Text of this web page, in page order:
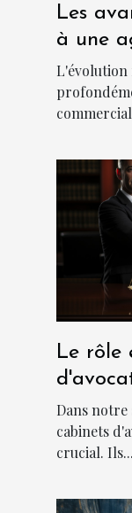
Les
à une
métiers
L'évolution
Le rôle
Dans notre
cabinets
crucial. Ils...